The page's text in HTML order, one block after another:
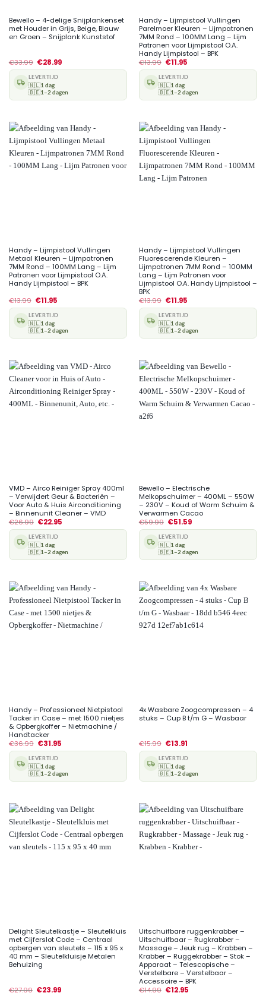
Bewello – 4-delige Snijplankenset
met Houder in Grijs, Beige, Blauw
en Groen – Snijplank Kunststof
€33.99 €28.99
LEVERTIJD
🇳🇱1 dag
🇧🇪1–2 dagen
Handy – Lijmpistool Vullingen
Parelmoer Kleuren – Lijmpatronen
7MM Rond – 100MM Lang – Lijm
Patronen voor Lijmpistool O.A.
Handy Lijmpistool – BPK
€13.99 €11.95
LEVERTIJD
🇳🇱1 dag
🇧🇪1–2 dagen
Handy – Lijmpistool Vullingen
Metaal Kleuren – Lijmpatronen
7MM Rond – 100MM Lang – Lijm
Patronen voor Lijmpistool O.A.
Handy Lijmpistool – BPK
€13.99 €11.95
LEVERTIJD
🇳🇱1 dag
🇧🇪1–2 dagen
Handy – Lijmpistool Vullingen
Fluorescerende Kleuren –
Lijmpatronen 7MM Rond – 100MM
Lang – Lijm Patronen voor
Lijmpistool O.A. Handy Lijmpistool –
BPK
€13.99 €11.95
LEVERTIJD
🇳🇱1 dag
🇧🇪1–2 dagen
VMD – Airco Reiniger Spray 400ml
– Verwijdert Geur & Bacteriën –
Voor Auto & Huis Airconditioning
– Binnenunit Cleaner – VMD
€26.99 €22.95
LEVERTIJD
🇳🇱1 dag
🇧🇪1–2 dagen
Bewello – Electrische
Melkopschuimer – 400ML – 550W
– 230V – Koud of Warm Schuim &
Verwarmen Cacao
€59.99 €51.59
LEVERTIJD
🇳🇱1 dag
🇧🇪1–2 dagen
Handy – Professioneel Nietpistool
Tacker in Case – met 1500 nietjes
& Opbergkoffer – Nietmachine /
Handtacker
€36.99 €31.95
LEVERTIJD
🇳🇱1 dag
🇧🇪1–2 dagen
4x Wasbare Zoogcompressen – 4
stuks – Cup B t/m G – Wasbaar
€15.99 €13.91
LEVERTIJD
🇳🇱1 dag
🇧🇪1–2 dagen
Delight Sleutelkastje – Sleutelkluis
met Cijferslot Code – Centraal
opbergen van sleutels – 115 x 95 x
40 mm – Sleutelkluisje Metalen
Behuizing
€27.99 €23.99
Uitschuifbare ruggenkrabber –
Uitschuifbaar – Rugkrabber –
Massage – Jeuk rug – Krabben –
Krabber – Ruggekrabber – Stok –
Apparaat – Telescopische –
Verstelbare – Verstelbaar –
Accessoire – BPK
€14.99 €12.95